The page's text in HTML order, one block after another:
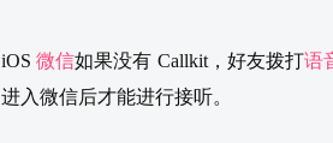
iOS微信如果没有 Callkit，好友拨打语
进入微信后才能进行接听。